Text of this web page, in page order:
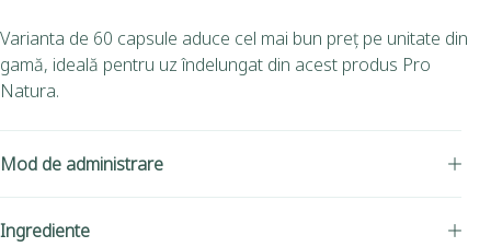
Varianta de 60 capsule aduce cel mai bun preț pe unitate din
gamă, ideală pentru uz îndelungat din acest produs Pro
Natura.
Mod de administrare
Ingrediente